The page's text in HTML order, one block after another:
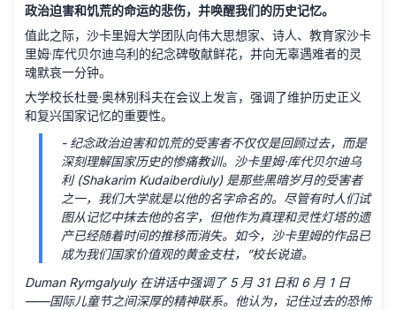
政治迫害和饥荒的命运的悲伤，并唤醒我们的历史记忆。
值此之际，沙卡里姆大学团队向伟大思想家、诗人、教育家沙卡
里姆·库代贝尔迪乌利的纪念碑敬献鲜花，并向无辜遇难者的灵
魂默哀一分钟。
大学校长杜曼·奥林别科夫在会议上发言，强调了维护历史正义
和复兴国家记忆的重要性。
- 纪念政治迫害和饥荒的受害者不仅仅是回顾过去，而是
深刻理解国家历史的惨痛教训。沙卡里姆·库代贝尔迪乌
利 (Shakarim Kudaiberdiuly) 是那些黑暗岁月的受害者
之一，我们大学就是以他的名字命名的。尽管有时人们试
图从记忆中抹去他的名字，但他作为真理和灵性灯塔的遗
产已经随着时间的推移而消失。如今，沙卡里姆的作品已
成为我们国家价值观的黄金支柱，”校长说道。
Duman Rymgalyuly 在讲话中强调了 5 月 31 日和 6 月 1 日
——国际儿童节之间深厚的精神联系。他认为，记住过去的恐怖